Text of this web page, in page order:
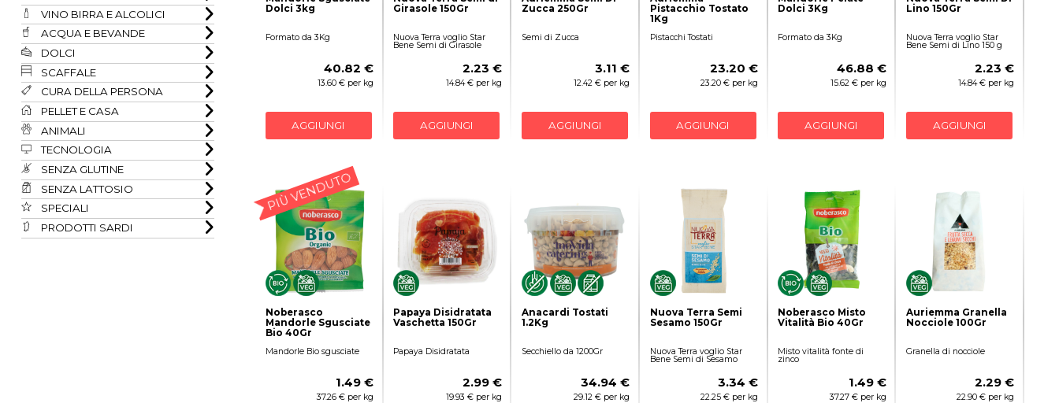
VINO BIRRA E ALCOLICI
ACQUA E BEVANDE
DOLCI
SCAFFALE
CURA DELLA PERSONA
PELLET E CASA
ANIMALI
TECNOLOGIA
SENZA GLUTINE
SENZA LATTOSIO
SPECIALI
PRODOTTI SARDI
Dolci 3kg
Formato da 3Kg
40.82 €
13.60 € per kg
AGGIUNGI
Girasole 150Gr
Nuova Terra voglio Star
Bene Semi di Girasole
2.23 €
14.84 € per kg
AGGIUNGI
Zucca 250Gr
Semi di Zucca
3.11 €
12.42 € per kg
AGGIUNGI
Pistacchio Tostato
1Kg
Pistacchi Tostati
23.20 €
23.20 € per kg
AGGIUNGI
Dolci 3Kg
Formato da 3Kg
46.88 €
15.62 € per kg
AGGIUNGI
Lino 150Gr
Nuova Terra voglio Star
Bene Semi di Lino 150 g
2.23 €
14.84 € per kg
AGGIUNGI
PIÙ VENDUTO
Noberasco
Mandorle Sgusciate
Bio 40Gr
Mandorle Bio sgusciate
1.49 €
37.26 € per kg
Papaya Disidratata
Vaschetta 150Gr
Papaya Disidratata
2.99 €
19.93 € per kg
Anacardi Tostati
1.2Kg
Secchiello da 1200Gr
34.94 €
29.12 € per kg
Nuova Terra Semi
Sesamo 150Gr
Nuova Terra voglio Star
Bene Semi di Sesamo
3.34 €
22.25 € per kg
Noberasco Misto
Vitalità Bio 40Gr
Misto vitalità fonte di
zinco
1.49 €
37.27 € per kg
Auriemma Granella
Nocciole 100Gr
Granella di nocciole
2.29 €
22.90 € per kg